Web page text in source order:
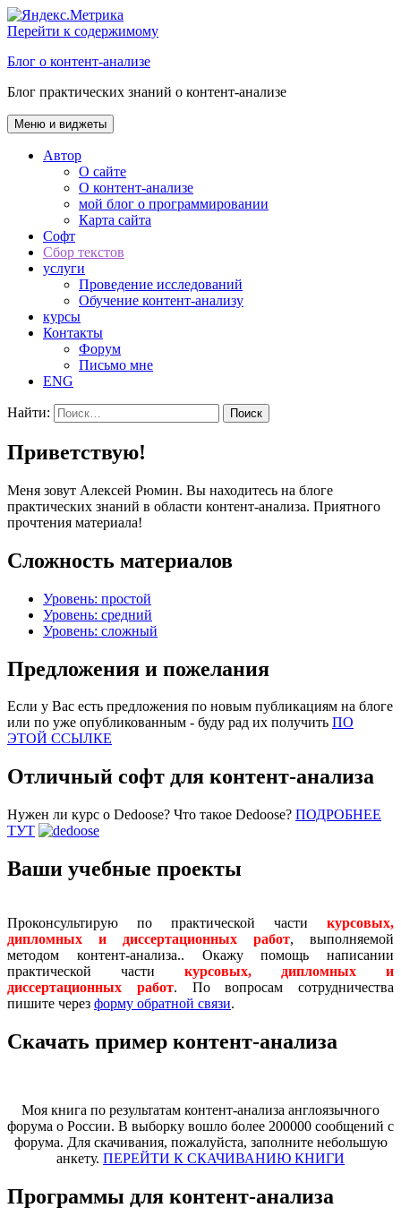
Перейти к содержимому
Блог о контент-анализе
Блог практических знаний о контент-анализе
Меню и виджеты
Автор
О сайте
О контент-анализе
мой блог о программировании
Карта сайта
Софт
Сбор текстов
услуги
Проведение исследований
Обучение контент-анализу
курсы
Контакты
Форум
Письмо мне
ENG
Найти:
Приветствую!
Меня зовут Алексей Рюмин. Вы находитесь на блоге
практических знаний в области контент-анализа. Приятного
прочтения материала!
Сложность материалов
Уровень: простой
Уровень: средний
Уровень: сложный
Предложения и пожелания
Если у Вас есть предложения по новым публикациям на блоге
или по уже опубликованным - буду рад их получить ПО
ЭТОЙ ССЫЛКЕ
Отличный софт для контент-анализа
Нужен ли курс о Dedoose? Что такое Dedoose? ПОДРОБНЕЕ
ТУТ
Ваши учебные проекты
Проконсультирую по практической части курсовых,
дипломных и диссертационных работ, выполняемой
методом контент-анализа.. Окажу помощь написании
практической части курсовых, дипломных и
диссертационных работ. По вопросам сотрудничества
пишите через форму обратной связи.
Скачать пример контент-анализа
Моя книга по результатам контент-анализа англоязычного
форума о России. В выборку вошло более 200000 сообщений с
форума. Для скачивания, пожалуйста, заполните небольшую
анкету. ПЕРЕЙТИ К СКАЧИВАНИЮ КНИГИ
Программы для контент-анализа